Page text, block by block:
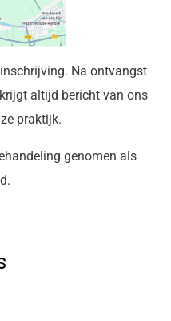
Na ontvangst
altijd bericht van ons
praktijk.
genomen als